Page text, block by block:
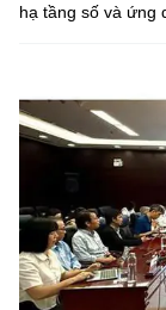
hạ tầng số và ứng